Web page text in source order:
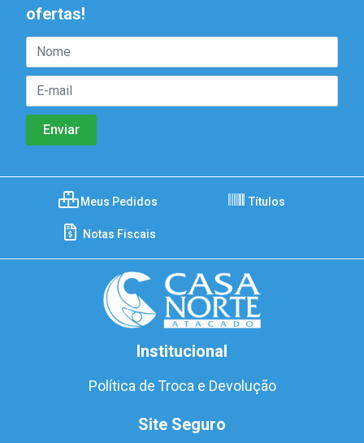
ofertas!
Meus Pedidos Títulos
Notas Fiscais
Institucional
Política de Troca e Devolução
Site Seguro